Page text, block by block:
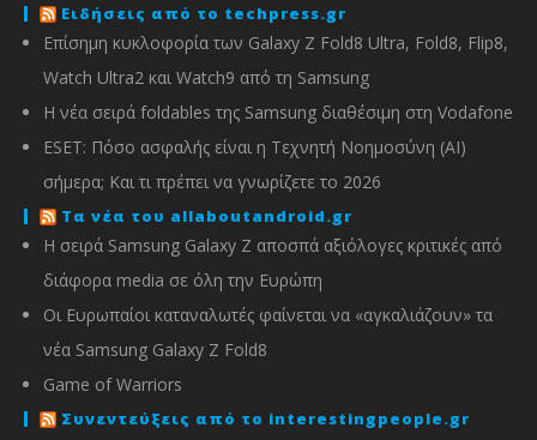
Ειδήσεις από το techpress.gr
Επίσημη κυκλοφορία των Galaxy Z Fold8 Ultra, Fold8, Flip8,
Watch Ultra2 και Watch9 από τη Samsung
Η νέα σειρά foldables της Samsung διαθέσιμη στη Vodafone
ESET: Πόσο ασφαλής είναι η Τεχνητή Νοημοσύνη (AI)
σήμερα; Και τι πρέπει να γνωρίζετε το 2026
Τα νέα του allaboutandroid.gr
Η σειρά Samsung Galaxy Z αποσπά αξιόλογες κριτικές από
διάφορα media σε όλη την Ευρώπη
Οι Ευρωπαίοι καταναλωτές φαίνεται να «αγκαλιάζουν» τα
νέα Samsung Galaxy Z Fold8
Game of Warriors
Συνεντεύξεις από το interestingpeople.gr